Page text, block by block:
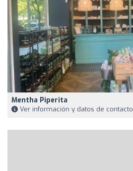
Mentha Piperita
Ver información y datos de contacto